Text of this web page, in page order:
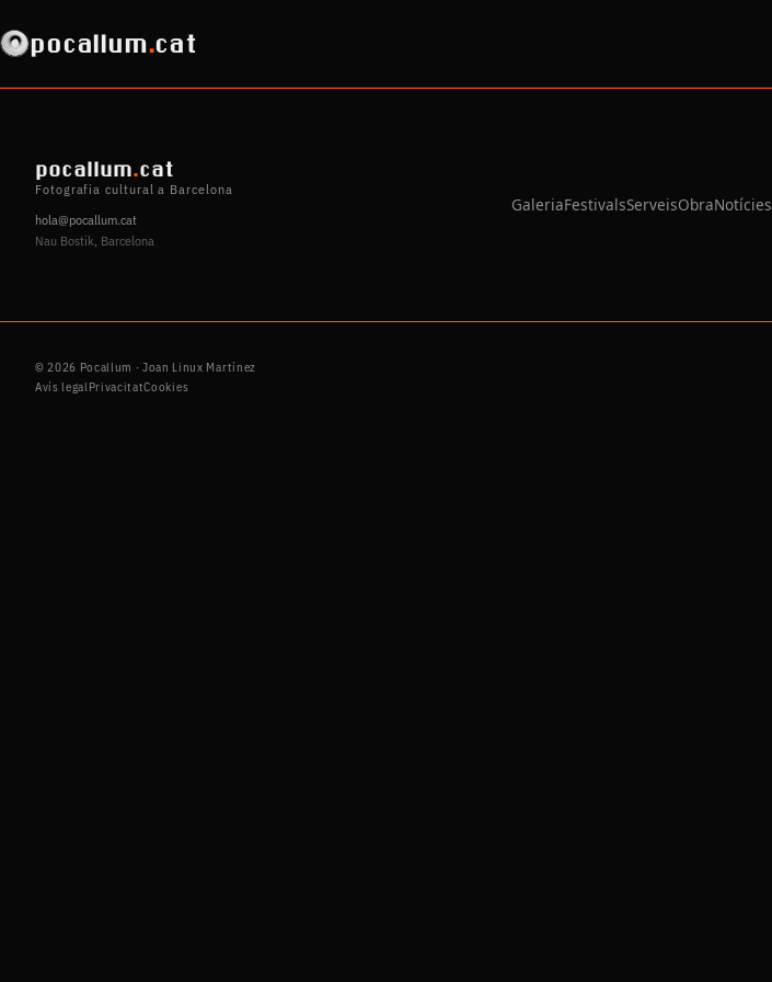
pocallum.cat
pocallum.cat
Fotografia cultural a Barcelona
hola@pocallum.cat
Nau Bostik, Barcelona
GaleriaFestivalsServeisObraNotícies
© 2026 Pocallum · Joan Linux Martínez
Avís legalPrivacitatCookies